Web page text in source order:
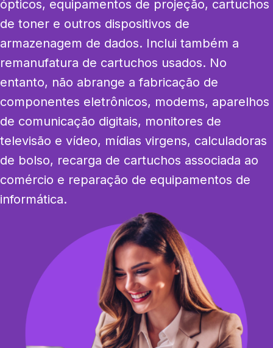
ópticos, equipamentos de projeção, cartuchos
de toner e outros dispositivos de
armazenagem de dados. Inclui também a
remanufatura de cartuchos usados. No
entanto, não abrange a fabricação de
componentes eletrônicos, modems, aparelhos
de comunicação digitais, monitores de
televisão e vídeo, mídias virgens, calculadoras
de bolso, recarga de cartuchos associada ao
comércio e reparação de equipamentos de
informática.